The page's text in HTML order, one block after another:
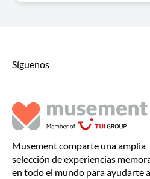
Síguenos
Musement comparte una amplia
selección de experiencias
en todo el mundo para ayudarte a